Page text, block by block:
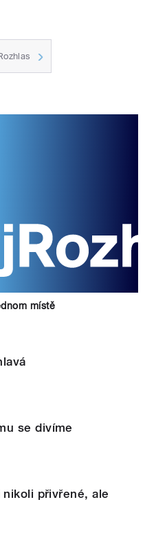
místě
se divíme
nikoli přivřené, ale